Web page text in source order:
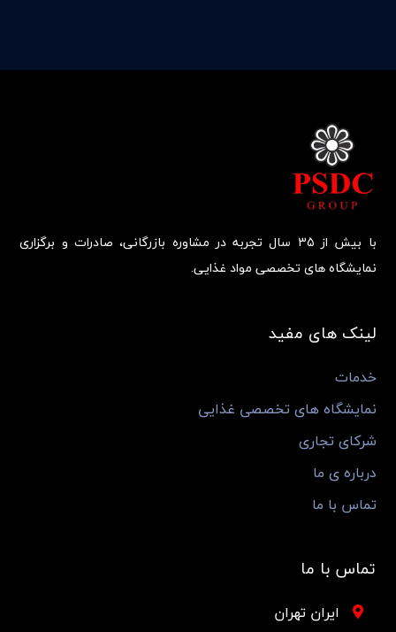
با بیش از 35 سال تجربه در مشاوره بازرگانی، صادرات و برگزاری
نمایشگاه های تخصصی مواد غذایی.
لینک های مفید
خدمات
نمایشگاه های تخصصی غذایی
شرکای تجاری
درباره ی ما
تماس با ما
تماس با ما
ایران تهران